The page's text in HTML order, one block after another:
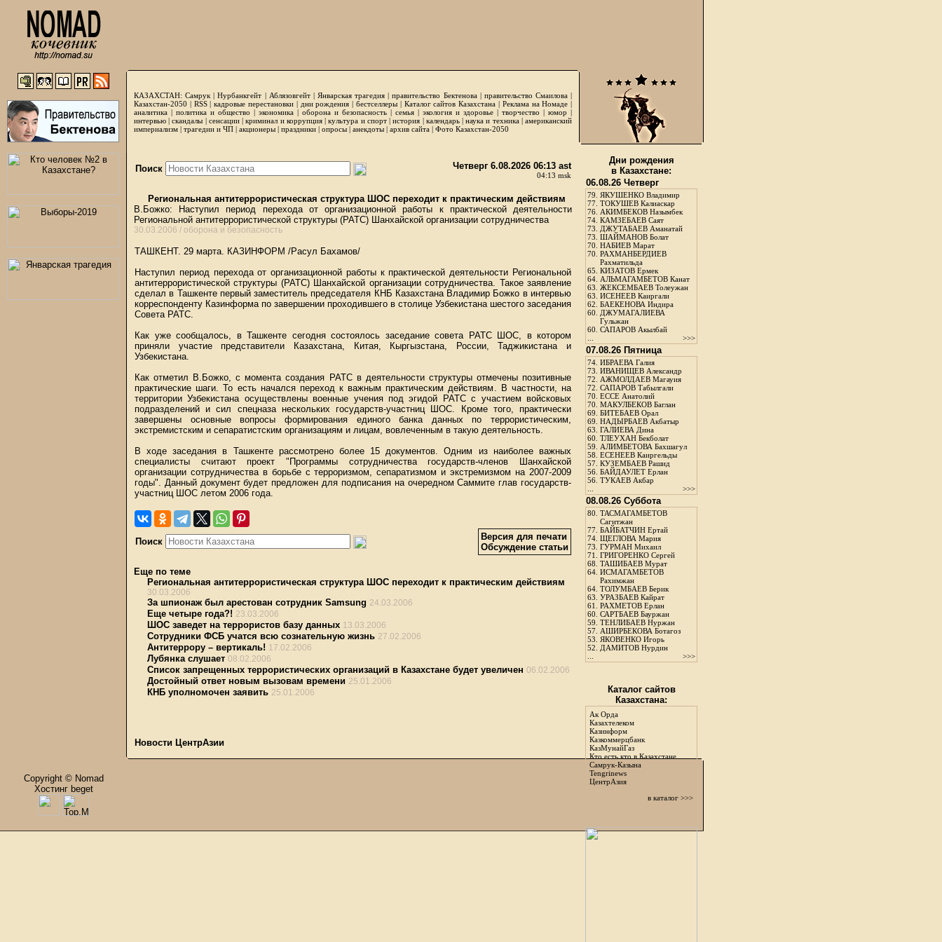
КАЗАХСТАН: Самрук |Нурбанкгейт | Аблязовгейт| Январская трагедия |правительство Бектенова| правительство Смаилова|
Казахстан-2050 | RSS|кадровые перестановки| дни рождения | бестселлеры| Каталог сайтов Казахстана | Реклама на Номаде |
аналитика | политика и общество | экономика | оборона и безопасность | семья | экология и здоровье | творчество | юмор |
интервью |скандалы | сенсации|криминал и коррупция|культура и спорт|история | календарь|наука и техника|американский
империализм | трагедии и ЧП | акционеры | праздники | опросы | анекдоты | архив сайта | Фото Казахстан-2050
Поиск Четверг 6.08.2026 06:13 ast
04:13 msk
Региональная антитеррористическая структура ШОС переходит к практическим действиям
В.Божко: Наступил период перехода от организационной работы к практической деятельности
Региональной антитеррористической структуры (РАТС) Шанхайской организации сотрудничества
30.03.2006 / оборона и безопасность
ТАШКЕНТ. 29 марта. КАЗИНФОРМ /Расул Бахамов/
Наступил период перехода от организационной работы к практической деятельности Региональной
антитеррористической структуры (РАТС) Шанхайской организации сотрудничества. Такое заявление
сделал в Ташкенте первый заместитель председателя КНБ Казахстана Владимир Божко в интервью
корреспонденту Казинформа по завершении проходившего в столице Узбекистана шестого заседания
Совета РАТС.
Как уже сообщалось, в Ташкенте сегодня состоялось заседание совета РАТС ШОС, в котором
приняли участие представители Казахстана, Китая, Кыргызстана, России, Таджикистана и
Узбекистана.
Как отметил В.Божко, с момента создания РАТС в деятельности структуры отмечены позитивные
практические шаги. То есть начался переход к важным практическим действиям. В частности, на
территории Узбекистана осуществлены военные учения под эгидой РАТС с участием войсковых
подразделений и сил спецназа нескольких государств-участниц ШОС. Кроме того, практически
завершены основные вопросы формирования единого банка данных по террористическим,
экстремистским и сепаратистским организациям и лицам, вовлеченным в такую деятельность.
В ходе заседания в Ташкенте рассмотрено более 15 документов. Одним из наиболее важных
специалисты считают проект "Программы сотрудничества государств-членов Шанхайской
организации сотрудничества в борьбе с терроризмом, сепаратизмом и экстремизмом на 2007-2009
годы". Данный документ будет предложен для подписания на очередном Саммите глав государств-
участниц ШОС летом 2006 года.
Поиск
Версия для печати
Обсуждение статьи
Еще по теме
Региональная антитеррористическая структура ШОС переходит к практическим действиям
30.03.2006
За шпионаж был арестован сотрудник Samsung 24.03.2006
Еще четыре года?! 23.03.2006
ШОС заведет на террористов базу данных 13.03.2006
Сотрудники ФСБ учатся всю сознательную жизнь 27.02.2006
Антитеррору – вертикаль! 17.02.2006
Лубянка слушает 08.02.2006
Список запрещенных террористических организаций в Казахстане будет увеличен 06.02.2006
Достойный ответ новым вызовам времени 25.01.2006
КНБ уполномочен заявить 25.01.2006
Новости ЦентрАзии
Дни рождения
в Казахстане:
06.08.26 Четверг
79. ЯКУШЕНКО Владимир
77. ТОКУШЕВ Калиаскар
76. АКИМБЕКОВ Назымбек
74. КАМЗЕБАЕВ Саят
73. ДЖУТАБАЕВ Аманатай
73. ШАЙМАНОВ Болат
70. НАБИЕВ Марат
70. РАХМАНБЕРДИЕВ
Рахматильда
65. КИЗАТОВ Ермек
64. АЛЬМАГАМБЕТОВ Канат
63. ЖЕКСЕМБАЕВ Толеужан
63. ИСЕНЕЕВ Каиргали
62. БАЕКЕНОВА Индира
60. ДЖУМАГАЛИЕВА
Гульжан
60. САПАРОВ Акылбай
>>>
07.08.26 Пятница
74. ИБРАЕВА Галия
73. ИВАНИЩЕВ Александр
72. АЖМОЛДАЕВ Магауия
72. САПАРОВ Табылгали
70. ЕССЕ Анатолий
70. МАКУЛБЕКОВ Баглан
69. БИТЕБАЕВ Орал
69. НАДЫРБАЕВ Акбатыр
63. ГАЛИЕВА Дина
60. ТЛЕУХАН Бекболат
59. АЛИМБЕТОВА Бахшагул
58. ЕСЕНЕЕВ Каиргельды
57. КУЗЕМБАЕВ Рашид
56. БАЙДАУЛЕТ Ерлан
56. ТУКАЕВ Акбар
>>>
08.08.26 Суббота
80. ТАСМАГАМБЕТОВ
Сагитжан
77. БАЙБАТЧИН Ертай
74. ЩЕГЛОВА Мария
73. ГУРМАН Михаил
71. ГРИГОРЕНКО Сергей
68. ТАШИБАЕВ Мурат
64. ИСМАГАМБЕТОВ
Рахимжан
64. ТОЛУМБАЕВ Берик
63. УРАЗБАЕВ Кайрат
61. РАХМЕТОВ Ерлан
60. САРТБАЕВ Бауржан
59. ТЕНЛИБАЕВ Нуржан
57. АШИРБЕКОВА Ботагоз
53. ЯКОВЕНКО Игорь
52. ДАМИТОВ Нурдин
>>>
Каталог сайтов
Казахстана:
Ак Орда
Казахтелеком
Казинформ
Казкоммерцбанк
КазМунайГаз
Кто есть кто в Казахстане
Самрук-Казына
Tengrinews
ЦентрАзия
в каталог >>>
Copyright © Nomad
Хостинг beget